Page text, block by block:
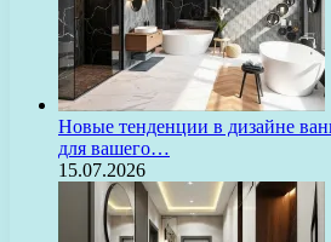
Новые тенденции в дизайне
для вашего…
15.07.2026